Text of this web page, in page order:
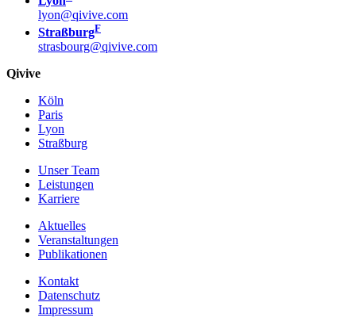
lyon@qivive.com
StraßburgF
strasbourg@qivive.com
Qivive
Köln
Paris
Lyon
Straßburg
Unser Team
Leistungen
Karriere
Aktuelles
Veranstaltungen
Publikationen
Kontakt
Datenschutz
Impressum